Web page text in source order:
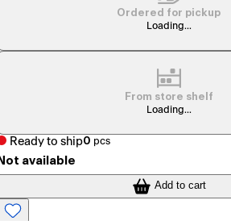
Ordered for pickup
Loading...
From store shelf
Loading...
Ready to ship0 pcs
Not available
Add to cart